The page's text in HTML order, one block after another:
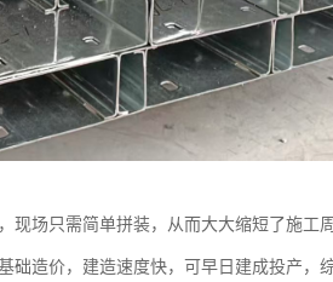
场只需简单拼装，从而大大缩短了施工
础造价，建造速度快，可早日建成投产，